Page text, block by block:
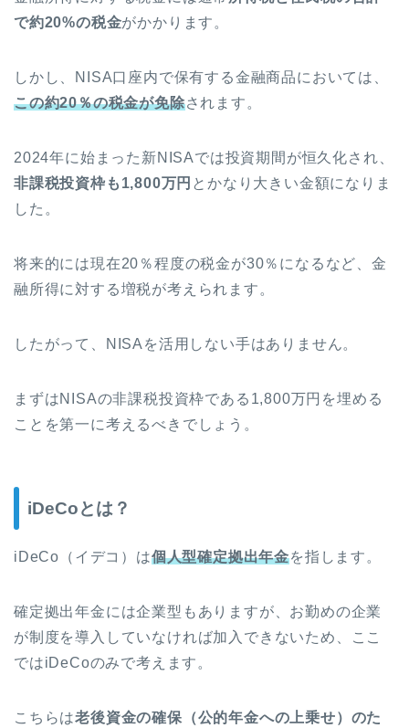
で約20%の税金がかかります。
しかし、NISA口座内で保有する金融商品においては、
この約20％の税金が免除されます。
2024年に始まった新NISAでは投資期間が恒久化され、
非課税投資枠も1,800万円 とかなり大きい金額になりま
した。
将来的には現在20％程度の税金が30％になるなど、金
融所得に対する増税が考えられます。
したがって、NISAを活用しない手はありません。
まずはNISAの非課税投資枠である1,800万円を埋める
ことを第一に考えるべきでしょう。
iDeCoとは？
iDeCo（イデコ）は個人型確定拠出年金を指します。
確定拠出年金には企業型もありますが、お勤めの企業
が制度を導入していなければ加入できないため、ここ
ではiDeCoのみで考えます。
こちらは老後資金の確保（公的年金への上乗せ）のた